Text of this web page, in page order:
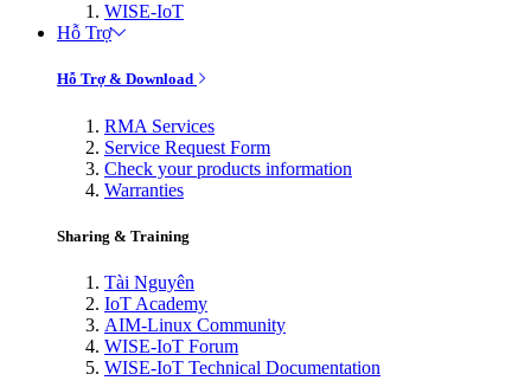
WISE-IoT
Hỗ Trợ
Hỗ Trợ & Download
RMA Services
Service Request Form
Check your products information
Warranties
Sharing & Training
Tài Nguyên
IoT Academy
AIM-Linux Community
WISE-IoT Forum
WISE-IoT Technical Documentation